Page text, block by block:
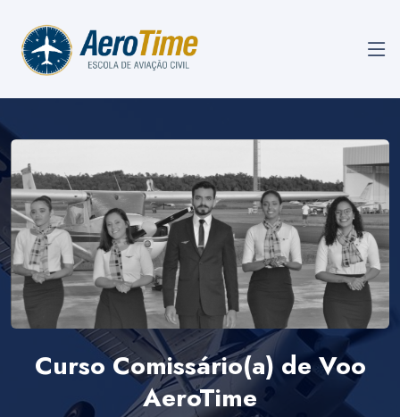
Curso Comissário(a) de Voo
AeroTime